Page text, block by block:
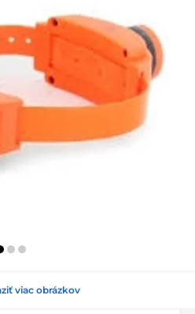
viac obrázkov